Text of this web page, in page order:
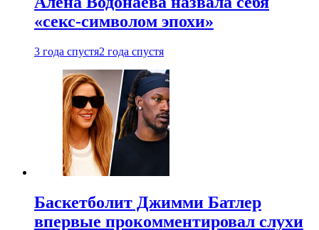
«секс-символом эпохи»
3 года спустя2 года спустя
Баскетболит Джимми Батлер
впервые прокомментировал слухи